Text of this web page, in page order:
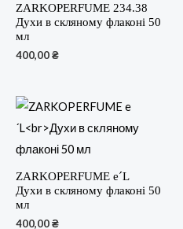
ZARKOPERFUME 234.38
Духи в скляному флаконі 50
мл
400,00₴
ZARKOPERFUME e´L
Духи в скляному флаконі 50
мл
400,00₴